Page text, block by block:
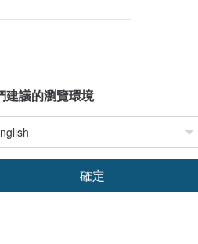
建議的瀏覽環境
確定